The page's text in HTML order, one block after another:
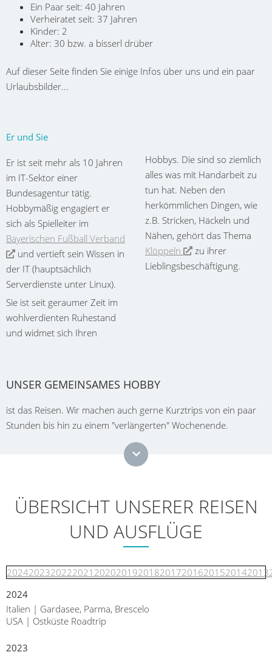
Ein Paar seit: 40 Jahren
Verheiratet seit: 37 Jahren
Kinder: 2
Alter: 30 bzw. a bisserl drüber
Auf dieser Seite finden Sie einige Infos über uns und ein paar
Urlaubsbilder...
Er und Sie
Er ist seit mehr als 10 Jahren
im IT-Sektor einer
Bundesagentur tätig.
Hobbymäßig engagiert er
sich als Spielleiter im
Bayerischen Fußball Verband
und vertieft sein Wissen in
der IT (hauptsächlich
Serverdienste unter Linux).
Sie ist seit geraumer Zeit im
wohlverdienten Ruhestand
und widmet sich Ihren
Hobbys. Die sind so ziemlich
alles was mit Handarbeit zu
tun hat. Neben den
herkömmlichen Dingen, wie
z.B. Stricken, Häckeln und
Nähen, gehört das Thema
Klöppeln
zu ihrer
Lieblingsbeschäftigung.
UNSER GEMEINSAMES HOBBY
ist das Reisen. Wir machen auch gerne Kurztrips von ein paar
Stunden bis hin zu einem "verlängerten" Wochenende.
ÜBERSICHT UNSERER REISEN
UND AUSFLÜGE
2024202320222021 20202019201820172016201520142013
2024
Italien | Gardasee, Parma, Brescelo
USA | Ostküste Roadtrip
2023